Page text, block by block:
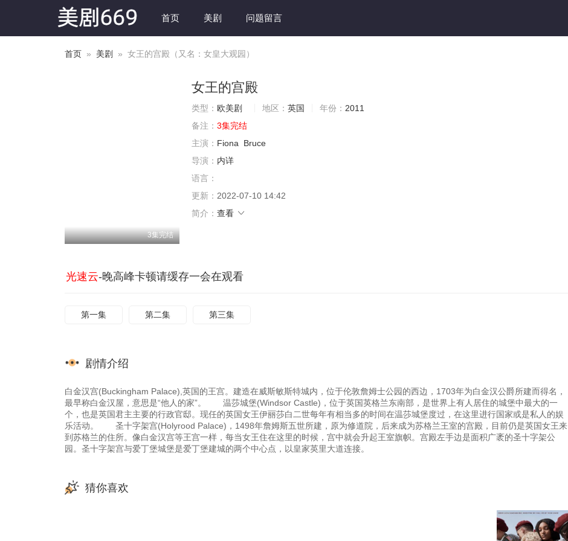
首页 美剧 问题留言
首页 » 美剧 » 女王的宫殿（又名：女皇大观园）
3集完结
女王的宫殿
类型： 欧美剧 地区： 英国 年份： 2011
备注： 3集完结
主演： Fiona
Bruce
导演： 内详
语言：
更新： 2022-07-10 14:42
简介： 查看
光速云-晚高峰卡顿请缓存一会在观看
第一集 第二集 第三集
剧情介绍
白金汉宫(Buckingham Palace),英国的王宫。建造在威斯敏斯特城内，位于伦敦詹姆士公园的西边，1703年为白金汉公爵所建而得名，
最早称白金汉屋，意思是“他人的家”。 温莎城堡(Windsor Castle)，位于英国英格兰东南部，是世界上有人居住的城堡中最大的一
个，也是英国君主主要的行政官邸。现任的英国女王伊丽莎白二世每年有相当多的时间在温莎城堡度过，在这里进行国家或是私人的娱
乐活动。 圣十字架宫(Holyrood Palace)，1498年詹姆斯五世所建，原为修道院，后来成为苏格兰王室的宫殿，目前仍是英国女王来
到苏格兰的住所。像白金汉宫等王宫一样，每当女王住在这里的时候，宫中就会升起王室旗帜。宫殿左手边是面积广袤的圣十字架公
园。圣十字架宫与爱丁堡城堡是爱丁堡建城的两个中心点，以皇家英里大道连接。
猜你喜欢